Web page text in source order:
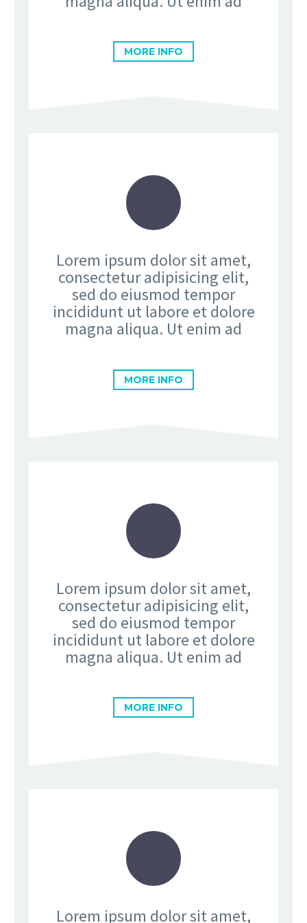
MORE INFO
Lorem ipsum dolor sit amet,
consectetur adipisicing elit,
sed do eiusmod tempor
incididunt ut labore et dolore
magna aliqua. Ut enim ad
MORE INFO
Lorem ipsum dolor sit amet,
consectetur adipisicing elit,
sed do eiusmod tempor
incididunt ut labore et dolore
magna aliqua. Ut enim ad
MORE INFO
Lorem ipsum dolor sit amet,